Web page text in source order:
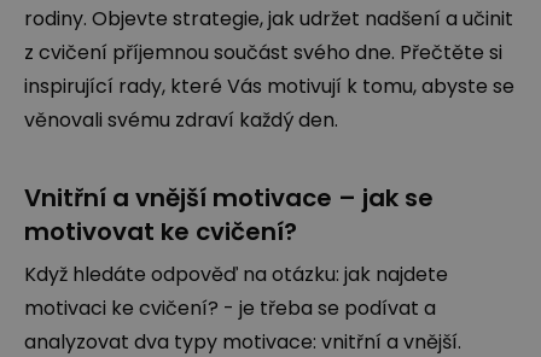
rodiny. Objevte strategie, jak udržet nadšení a učinit
z cvičení příjemnou součást svého dne. Přečtěte si
inspirující rady, které Vás motivují k tomu, abyste se
věnovali svému zdraví každý den.
Vnitřní a vnější motivace – jak se
motivovat ke cvičení?
Když hledáte odpověď na otázku: jak najdete
motivaci ke cvičení? - je třeba se podívat a
analyzovat dva typy motivace: vnitřní a vnější.